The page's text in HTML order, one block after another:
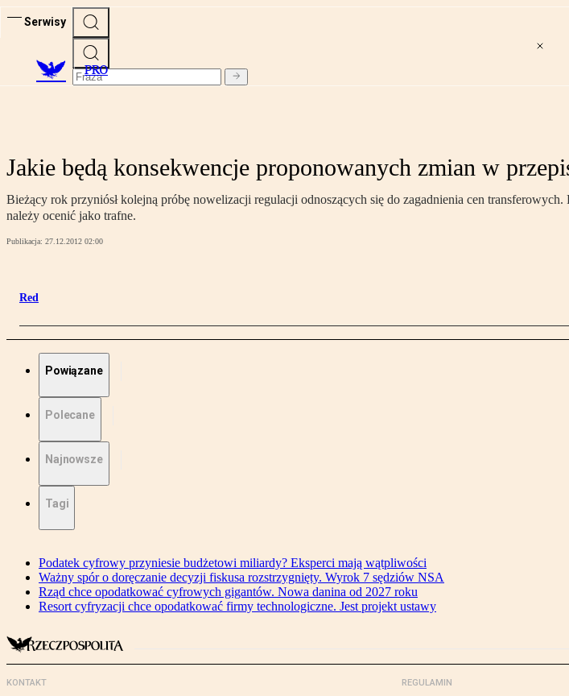
Serwisy
PRO
Jakie będą konsekwencje proponowanych zmian w
Bieżący rok przyniósł kolejną próbę nowelizacji regulacji odnoszących się do zagadnienia cen
należy ocenić jako trafne.
Publikacja: 27.12.2012 02:00
Red
Powiązane
Polecane
Najnowsze
Tagi
Podatek cyfrowy przyniesie budżetowi miliardy? Eksperci mają wątpliwości
Ważny spór o doręczanie decyzji fiskusa rozstrzygnięty. Wyrok 7 sędziów NSA
Rząd chce opodatkować cyfrowych gigantów. Nowa danina od 2027 roku
Resort cyfryzacji chce opodatkować firmy technologiczne. Jest projekt ustawy
KONTAKT REGULAMIN